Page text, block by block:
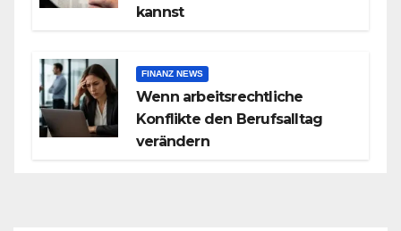
kannst
FINANZ NEWS
Wenn arbeitsrechtliche
Konflikte den Berufsalltag
verändern